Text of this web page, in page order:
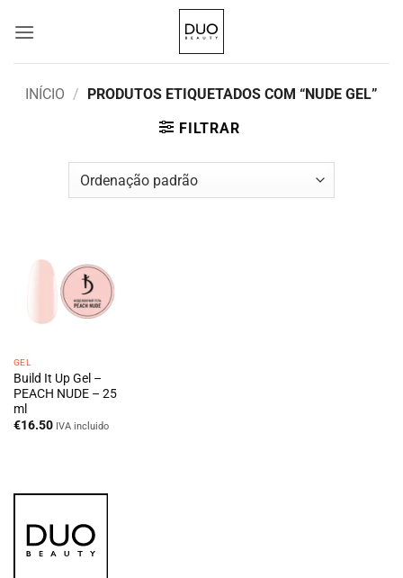
INÍCIO / PRODUTOS ETIQUETADOS COM “NUDE GEL”
FILTRAR
GEL
Build It Up Gel –
PEACH NUDE – 25
ml
€16.50 IVA incluido